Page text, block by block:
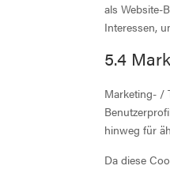
als Website-
Interessen,
5.4
Marketing- /
hinweg für
Da diese